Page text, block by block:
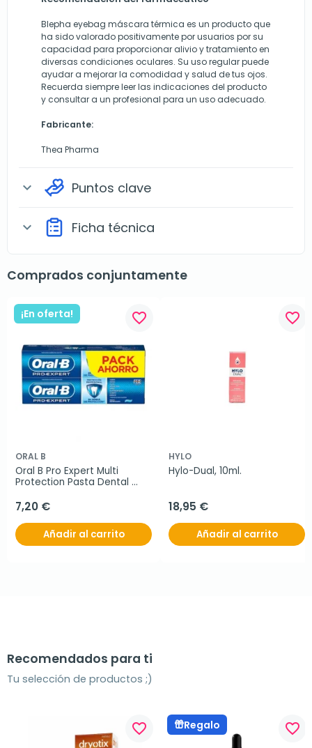
Blepha eyebag máscara térmica es un producto que
ha sido valorado positivamente por usuarios por su
capacidad para proporcionar alivio y tratamiento en
diversas condiciones oculares. Su uso regular puede
ayudar a mejorar la comodidad y salud de tus ojos.
Recuerda siempre leer las indicaciones del producto
y consultar a un profesional para un uso adecuado.
Fabricante:
Thea Pharma
expand_more Puntos clave
expand_more Ficha técnica
Comprados conjuntamente
¡En oferta! favorite_border
ORAL B
Oral B Pro Expert Multi
Protection Pasta Dental
7,20 €
Añadir al carrito
favorite_border
HYLO
Hylo-Dual, 10ml.
18,95 €
Añadir al carrito
Recomendados para ti
Tu selección de productos ;)
favorite_border Regalo favorite_border